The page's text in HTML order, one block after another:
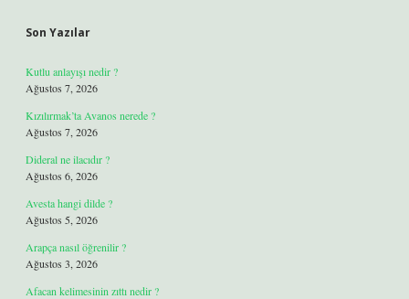
Son Yazılar
Kutlu anlayışı nedir ?
Ağustos 7, 2026
Kızılırmak’ta Avanos nerede ?
Ağustos 7, 2026
Dideral ne ilacıdır ?
Ağustos 6, 2026
Avesta hangi dilde ?
Ağustos 5, 2026
Arapça nasıl öğrenilir ?
Ağustos 3, 2026
Afacan kelimesinin zıttı nedir ?